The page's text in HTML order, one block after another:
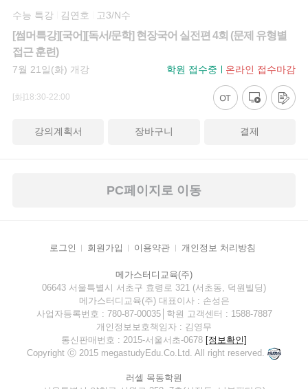
수능 특강 김연호 고3/N수
[썸머특강][국어][독서/문학] 현장국어 실전편 4회 (문제 유형별
접근 훈련)
7월 21일(화) 개강 학원 접수중 온라인 접수마감
[화]18:30-22:00
강의계획서 장바구니 결제
PC페이지로 이동
로그인 회원가입 이용약관 개인정보 처리방침
메가스터디교육(주)
06643 서울특별시 서초구 효령로 321 (서초동, 덕원빌딩)
메가스터디교육(주) 대표이사 : 손성은
사업자등록번호 : 780-87-00035│학원 고객센터 : 1588-7887
개인정보보호책임자 : 김영무
통신판매번호 : 2015-서울서초-0678 [정보확인]
Copyright ⓒ 2015 megastudyEdu.Co.Ltd. All right reserved.
러셀 목동학원